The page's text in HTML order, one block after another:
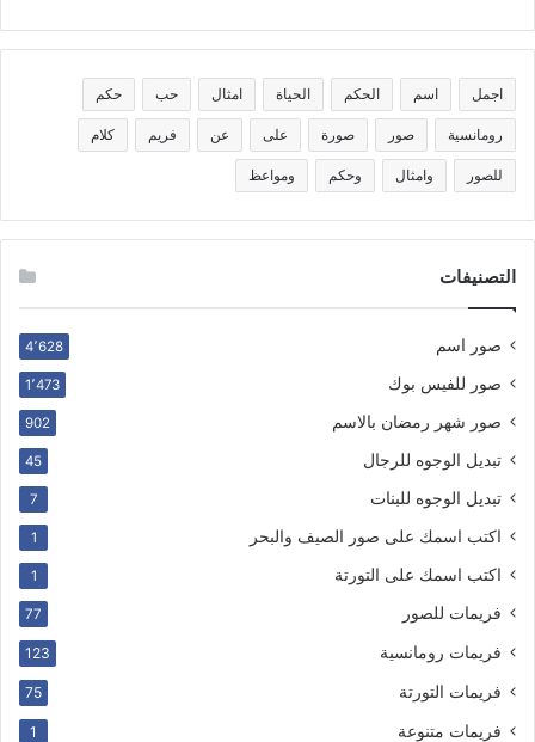
اجمل اسم الحكم الحياة امثال حب حكم
رومانسية صور صورة على عن فريم كلام
للصور وامثال وحكم ومواعظ
التصنيفات
صور اسم 4٬628
صور للفيس بوك 1٬473
صور شهر رمضان بالاسم 902
تبديل الوجوه للرجال 45
تبديل الوجوه للبنات 7
اكتب اسمك على صور الصيف والبحر 1
اكتب اسمك على التورتة 1
فريمات للصور 77
فريمات رومانسية 123
فريمات التورتة 75
فريمات متنوعة 1